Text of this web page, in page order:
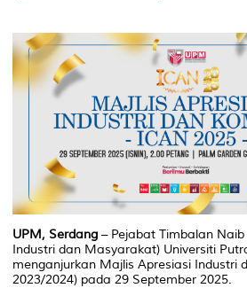
UPM, Serdang – Pejabat Timbalan
Industri dan Masyarakat) Universiti
menganjurkan Majlis Apresiasi Industri
2023/2024) pada 29 September 2025.